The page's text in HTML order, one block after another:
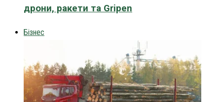
дрони, ракети та Gripen
Бізнес